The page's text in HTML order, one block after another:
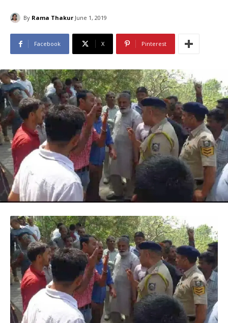
By Rama Thakur June 1, 2019
Facebook X Pinterest